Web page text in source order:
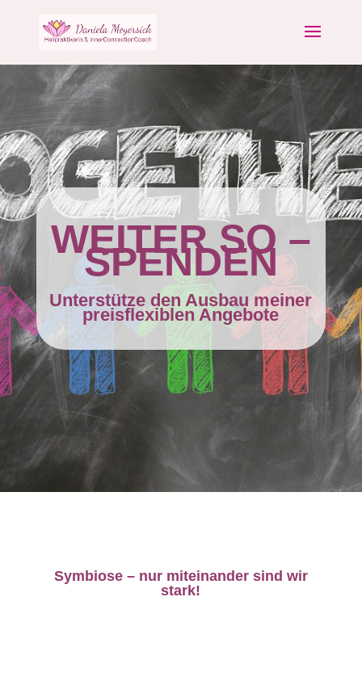
WEITER SO –
SPENDEN
Unterstütze den Ausbau meiner
preisflexiblen Angebote
Symbiose – nur miteinander sind wir
stark!